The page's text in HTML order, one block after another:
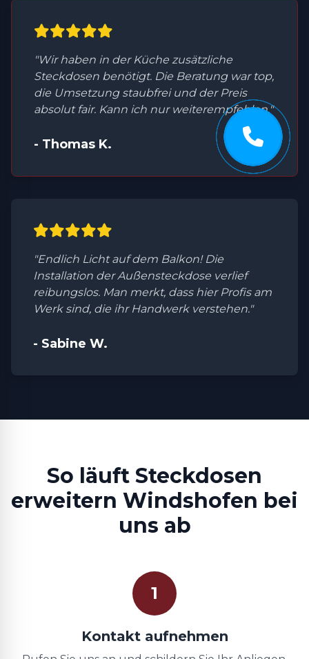
"Wir haben in der Küche zusätzliche
Steckdosen benötigt. Die Beratung war top,
die Umsetzung staubfrei und der Preis
absolut fair. Kann ich nur weiterempfehlen."
- Thomas K.
"Endlich Licht auf dem Balkon! Die
Installation der Außensteckdose verlief
reibungslos. Man merkt, dass hier Profis am
Werk sind, die ihr Handwerk verstehen."
- Sabine W.
So läuft Steckdosen
erweitern Windshofen bei
uns ab
1
Kontakt aufnehmen